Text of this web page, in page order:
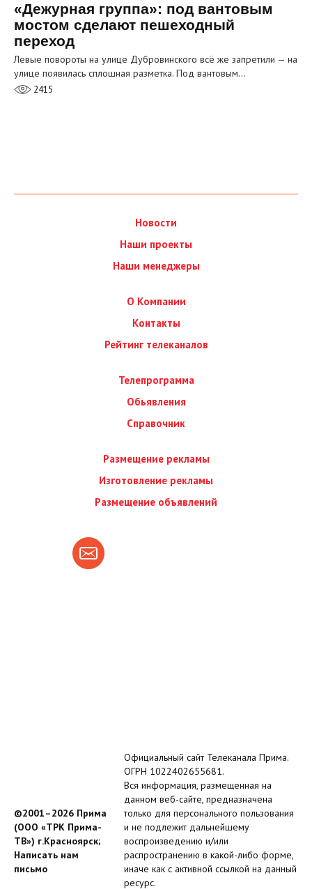
«Дежурная группа»: под вантовым
мостом сделают пешеходный
переход
Левые повороты на улице Дубровинского всё же запретили — на
улице появилась сплошная разметка. Под вантовым…
2415
Новости
Наши проекты
Наши менеджеры
О Компании
Контакты
Рейтинг телеканалов
Телепрограмма
Обьявления
Справочник
Размещение рекламы
Изготовление рекламы
Размещение объявлений
©2001–2026 Прима
(ООО «ТРК Прима-
ТВ») г.Красноярск;
Написать нам
письмо
Официальный сайт Телеканала Прима.
ОГРН 1022402655681.
Вся информация, размещенная на
данном веб-сайте, предназначена
только для персонального пользования
и не подлежит дальнейшему
воспроизведению и/или
распространению в какой-либо форме,
иначе как с активной ссылкой на данный
ресурс.